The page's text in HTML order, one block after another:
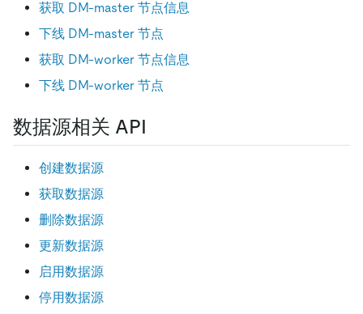
获取 DM-master 节点信息
下线 DM-master 节点
获取 DM-worker 节点信息
下线 DM-worker 节点
数据源相关 API
创建数据源
获取数据源
删除数据源
更新数据源
启用数据源
停用数据源